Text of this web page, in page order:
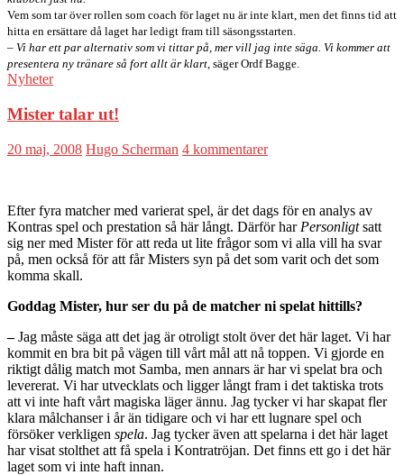
Vem som tar över rollen som coach för laget nu är inte klart, men det finns tid att
hitta en ersättare då laget har ledigt fram till säsongsstarten.
– Vi har ett par alternativ som vi tittar på, mer vill jag inte säga. Vi kommer att
presentera ny tränare så fort allt är klart, säger Ordf Bagge.
Nyheter
Mister talar ut!
20 maj, 2008 Hugo Scherman 4 kommentarer
Efter fyra matcher med varierat spel, är det dags för en analys av
Kontras spel och prestation så här långt. Därför har Personligtsatt
sig ner med Mister för att reda ut lite frågor som vi alla vill ha svar
på, men också för att får Misters syn på det som varit och det som
komma skall.
Goddag Mister, hur ser du på de matcher ni spelat hittills?
–Jag måste säga att det jag är otroligt stolt över det här laget. Vi har
kommit en bra bit på vägen till vårt mål att nå toppen. Vi gjorde en
riktigt dålig match mot Samba, men annars är har vi spelat bra och
levererat. Vi har utvecklats och ligger långt fram i det taktiska trots
att vi inte haft vårt magiska läger ännu. Jag tycker vi har skapat fler
klara målchanser i år än tidigare och vi har ett lugnare spel och
försöker verkligen spela. Jag tycker även att spelarna i det här laget
har visat stolthet att få spela i Kontratröjan. Det finns ett go i det här
laget som vi inte haft innan.